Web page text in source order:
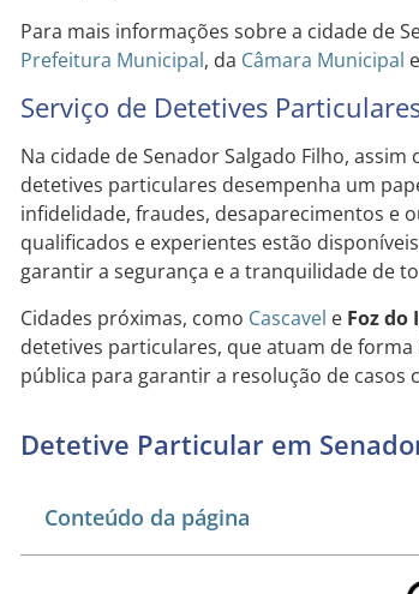
Para mais informações sobre a cidade de
Prefeitura Municipal, da Câmara Municipal
Serviço de Detetives
Na cidade de Senador Salgado Filho,
detetives particulares desempenha um
infidelidade, fraudes, desaparecimentos e
qualificados e experientes estão
garantir a segurança e a tranquilidade de
Cidades próximas, como Cascavel e Foz do
detetives particulares, que atuam de
pública para garantir a resolução de casos
Detetive Particular em
Conteúdo da página